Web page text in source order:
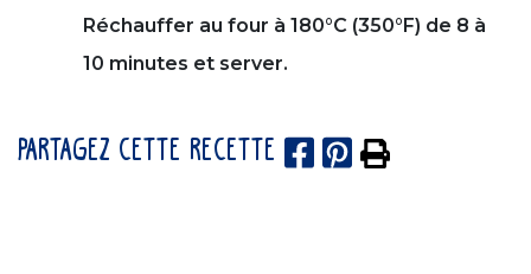
Réchauffer au four à 180°C (350°F) de 8 à
10 minutes et server.
PARTAGEZ CETTE RECETTE